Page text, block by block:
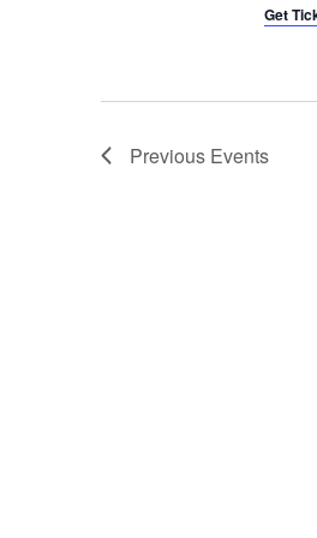
n
Get
Previous Events